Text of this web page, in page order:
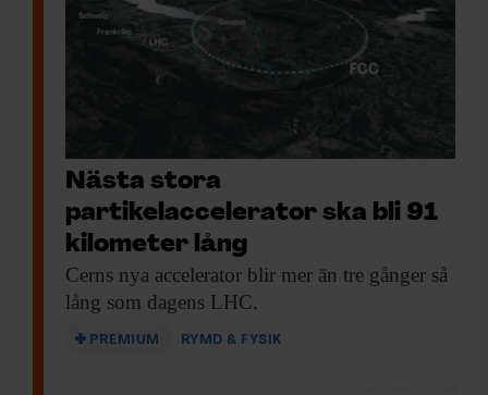
Nästa stora
partikelaccelerator ska bli 91
kilometer lång
Cerns nya accelerator blir mer än tre gånger så
lång som dagens LHC.
PREMIUM RYMD & FYSIK